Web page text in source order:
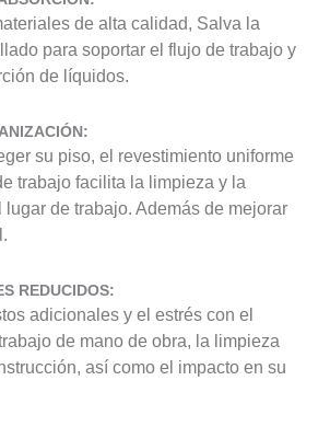
de alta calidad, Salva la
para soportar el flujo de trabajo y
de líquidos.
su piso, el revestimiento uniforme
trabajo facilita la limpieza y la
de trabajo. Además de mejorar
REDUCIDOS:
adicionales y el estrés con el
de mano de obra, la limpieza
así como el impacto en su